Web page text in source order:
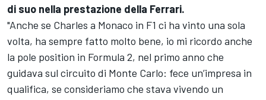
di suo nella prestazione della Ferrari.
"Anche se Charles a Monaco in F1 ci ha vinto una sola
volta, ha sempre fatto molto bene, io mi ricordo anche
la pole position in Formula 2, nel primo anno che
guidava sul circuito di Monte Carlo: fece un’impresa in
qualifica, se consideriamo che stava vivendo un